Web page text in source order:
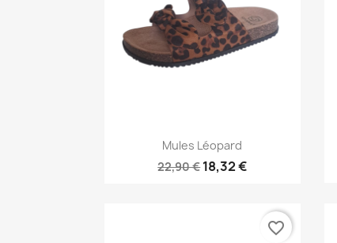
Aperçu rapide
Mules Léopard
22,90 €18,32 €
favorite_border